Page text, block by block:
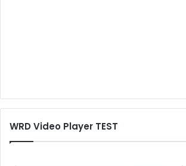
WRD Video Player TEST